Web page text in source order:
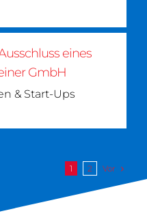
eines
GmbH
& Start-Ups
1 2 Vor